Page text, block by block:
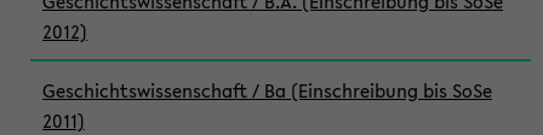
2012)
Geschichtswissenschaft / Ba (Einschreibung bis SoSe
2011)